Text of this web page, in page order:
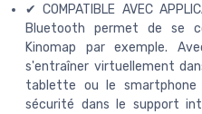
✔ COMPATIBLE AVEC
Bluetooth permet de se
Kinomap par exemple.
s'entraîner virtuellement
tablette ou le
sécurité dans le support